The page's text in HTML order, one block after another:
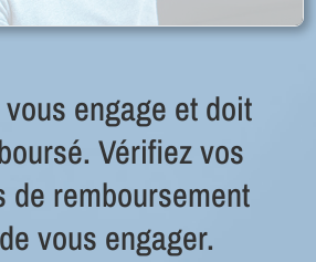
engage et doit
Vérifiez vos
de remboursement
vous engager.